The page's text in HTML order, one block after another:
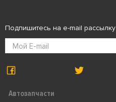
Автозапчасти
Подпишитесь на e-mail рассылку